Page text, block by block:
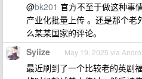
@bk201 官方不至于做这种事
产业化批量上传 。还是那个
么某某国家的评论。
Syiize May 19, 2025 via
最近刷到了一个比较老的英剧